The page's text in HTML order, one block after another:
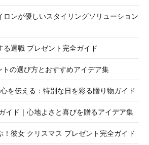
ロンが優しいスタイリングソリューション
退職 プレゼント完全ガイド
の選び方とおすすめアイデア集
を伝える：特別な日を彩る贈り物ガイド
イド｜心地よさと喜びを贈るアイデア集
！彼女 クリスマス プレゼント完全ガイド